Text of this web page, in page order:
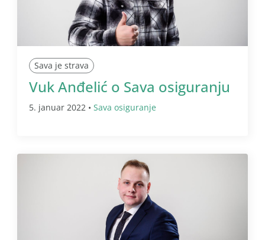
Sava je strava
Vuk Anđelić o Sava osiguranju
5. januar 2022 • Sava osiguranje